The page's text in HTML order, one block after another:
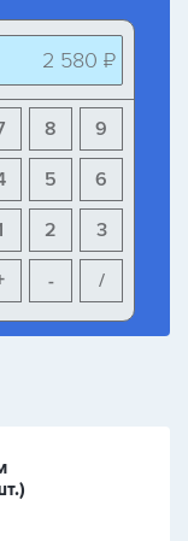
2 580 ₽
9
8
6
5
3
2
- /